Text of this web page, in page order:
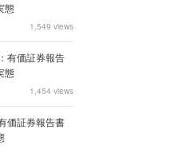
態
1,549 views
有価証券報告
態
1,454 views
価証券報告書